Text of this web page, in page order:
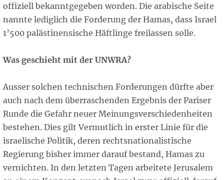
offiziell bekanntgegeben worden. Die arabische Seite
nannte lediglich die Forderung der Hamas, dass Israel
1’500 palästinensische Häftlinge freilassen solle.
Was geschieht mit der UNWRA?
Ausser solchen technischen Forderungen dürfte aber
auch nach dem überraschenden Ergebnis der Pariser
Runde die Gefahr neuer Meinungsverschiedenheiten
bestehen. Dies gilt Vermutlich in erster Linie für die
israelische Politik, deren rechtsnationalistische
Regierung bisher immer darauf bestand, Hamas zu
vernichten. In den letzten Tagen arbeitete Jerusalem